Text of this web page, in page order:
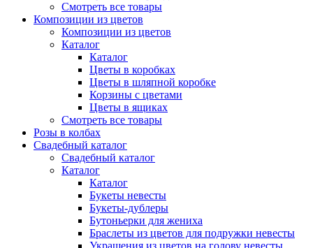
Смотреть все товары
Композиции из цветов
Композиции из цветов
Каталог
Каталог
Цветы в коробках
Цветы в шляпной коробке
Корзины с цветами
Цветы в ящиках
Смотреть все товары
Розы в колбах
Свадебный каталог
Свадебный каталог
Каталог
Каталог
Букеты невесты
Букеты-дублеры
Бутоньерки для жениха
Браслеты из цветов для подружки невесты